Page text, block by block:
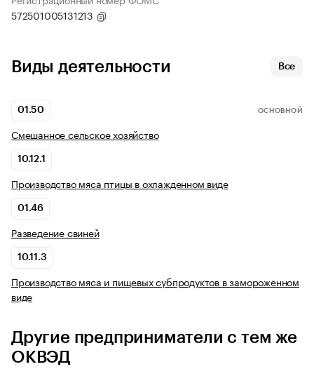
572501005131213
Виды деятельности Все
01.50 ОСНОВНОЙ
Смешанное сельское хозяйство
10.12.1
Производство мяса птицы в охлажденном виде
01.46
Разведение свиней
10.11.3
Производство мяса и пищевых субпродуктов в замороженном
виде
Другие предприниматели с тем же
ОКВЭД